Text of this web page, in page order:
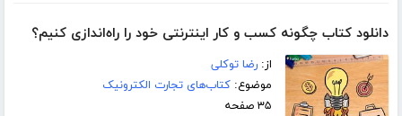
دانلود کتاب چگونه کسب و کار اینترنتی خود را راه‌اندازی کنیم؟
از:رضا توکلی
موضوع:کتاب‌های تجارت الکترونیک
۳۵ صفحه